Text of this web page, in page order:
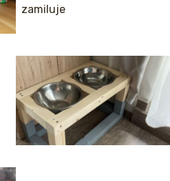
zamiluje